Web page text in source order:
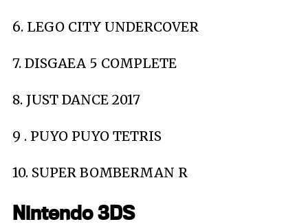
6. LEGO CITY UNDERCOVER
7. DISGAEA 5 COMPLETE
8. JUST DANCE 2017
9 . PUYO PUYO TETRIS
10. SUPER BOMBERMAN R
Nintendo 3DS